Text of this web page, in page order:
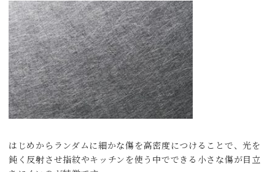
はじめからランダムに細かな傷を高密度につけることで、光を
鈍く反射させ指紋やキッチンを使う中でできる小さな傷が目立